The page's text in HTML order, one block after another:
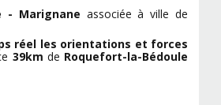
- Marignane associée à ville de
réel les orientations et forces
39km de Roquefort-la-Bédoule